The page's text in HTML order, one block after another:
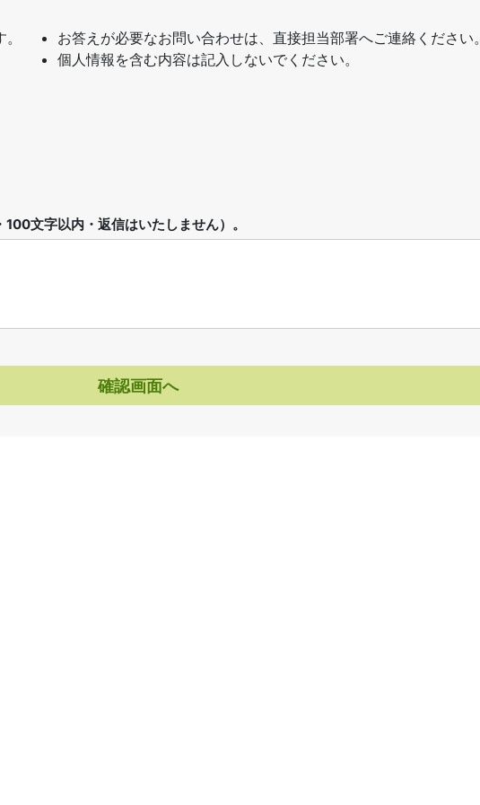
お答えが必要なお問い合わせは、直接担当部署へご連絡ください。
個人情報を含む内容は記入しないでください。
文字以内・返信はいたしません）。